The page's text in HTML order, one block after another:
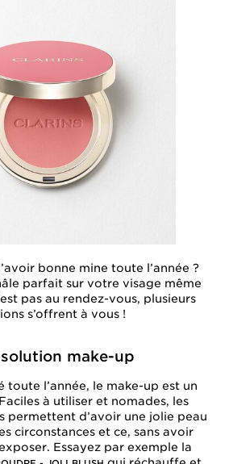
bonne mine toute l’année ?
parfait sur votre visage même
pas au rendez-vous, plusieurs
s’offrent à vous !
solution make-up
toute l’année, le make-up est un
à utiliser et nomades, les
permettent d’avoir une jolie peau
circonstances et ce, sans avoir
Essayez par exemple la